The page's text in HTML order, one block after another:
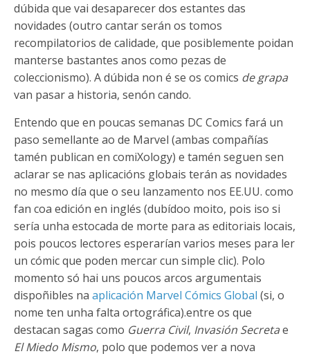
dúbida que vai desaparecer dos estantes das
novidades (outro cantar serán os tomos
recompilatorios de calidade, que posiblemente poidan
manterse bastantes anos como pezas de
coleccionismo). A dúbida non é se os comics de grapa
van pasar a historia, senón cando.
Entendo que en poucas semanas DC Comics fará un
paso semellante ao de Marvel (ambas compañías
tamén publican en comiXology) e tamén seguen sen
aclarar se nas aplicacións globais terán as novidades
no mesmo día que o seu lanzamento nos EE.UU. como
fan coa edición en inglés (dubídoo moito, pois iso si
sería unha estocada de morte para as editoriais locais,
pois poucos lectores esperarían varios meses para ler
un cómic que poden mercar cun simple clic). Polo
momento só hai uns poucos arcos argumentais
dispoñibles na aplicación Marvel Cómics Global (si, o
nome ten unha falta ortográfica).entre os que
destacan sagas como Guerra Civil, Invasión Secretae
El Miedo Mismo, polo que podemos ver a nova